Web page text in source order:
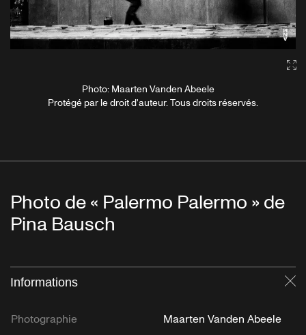
Photo: Maarten Vanden Abeele
Protégé par le droit d'auteur. Tous droits réservés.
Photo de « Palermo Palermo » de
Pina Bausch
Informations
Photographie Maarten Vanden Abeele